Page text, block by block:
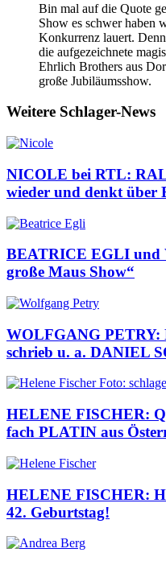
Bin mal auf die Quote
Show es schwer haben
Konkurrenz lauert.
die aufgezeichnete
Ehrlich Brothers aus
große Jubiläumsshow.
Weitere Schlager-News
NICOLE bei RTL:
wieder und denkt über
BEATRICE EGLI und
große Maus Show“
WOLFGANG PETRY:
schrieb u. a. DANIEL
HELENE FISCHER:
fach PLATIN aus
HELENE FISCHER:
42. Geburtstag!